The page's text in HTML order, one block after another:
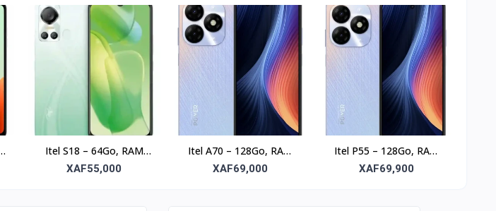
Itel S18 – 64Go, RAM
4Go, Photo 8MP, écran
XAF55,000
Itel A70 – 128Go, RAM
8Go, écran 6.6’’
XAF69,000
Itel P55 – 128Go, RAM
4Go, écran 6.6’’
XAF69,900